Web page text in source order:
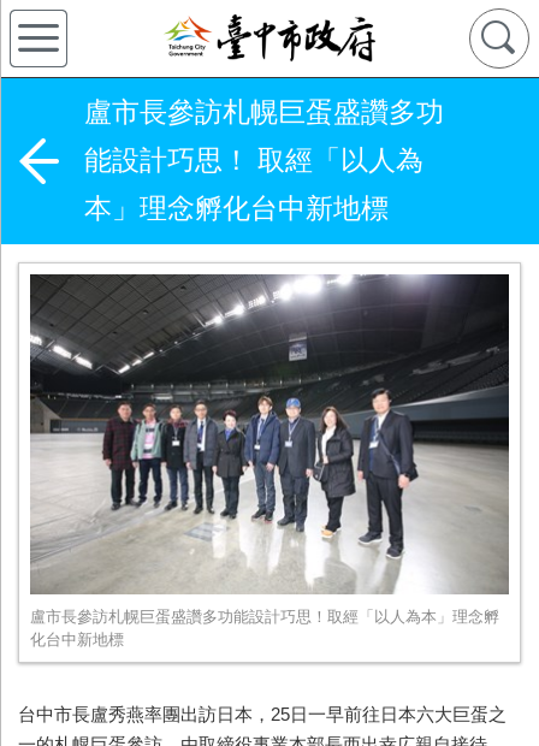
盧市長參訪札幌巨蛋盛讚多功
能設計巧思！ 取經「以人為
本」理念孵化台中新地標
盧市長參訪札幌巨蛋盛讚多功能設計巧思！取經「以人為本」理念孵
化台中新地標
台中市長盧秀燕率團出訪日本，25日一早前往日本六大巨蛋之